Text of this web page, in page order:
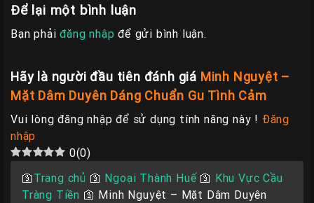
Để lại một bình luận
Bạn phảiđăng nhập để gửi bình luận.
Hãy là người đầu tiên đánh giá Minh Nguyệt –
Mặt Dâm Duyên Dáng Chuẩn Gu Tình Cảm
Vui lòng đăng nhập để sử dụng tính năng này ! Đăng
nhập
0(0)
🛐 Trang chủ 🛐 Ngoại Thành Huế🛐 Khu Vực Cầu
Tràng Tiền 🛐 Minh Nguyệt – Mặt Dâm Duyên